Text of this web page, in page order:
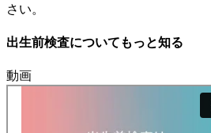
さい。
出生前検査についてもっと知る
動画